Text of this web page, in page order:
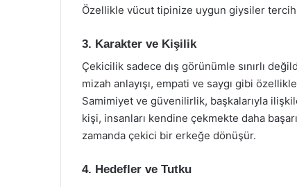
Özellikle vücut tipinize uygun giysiler
3. Karakter ve Kişilik
Çekicilik sadece dış görünümle sınırlı
mizah anlayışı, empati ve saygı gibi
Samimiyet ve güvenilirlik, başkalarıyla
kişi, insanları kendine çekmekte daha
zamanda çekici bir erkeğe dönüşür.
4. Hedefler ve Tutku